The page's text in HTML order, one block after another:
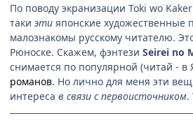
По поводу экранизации Toki wo
таки эти японские художественные
малознакомы русскому читателю.
Рюноске. Скажем, фэнтези Seirei no
снимается по популярной (читай - в
романов. Но лично для меня эти
интереса в связи с первоисточником.